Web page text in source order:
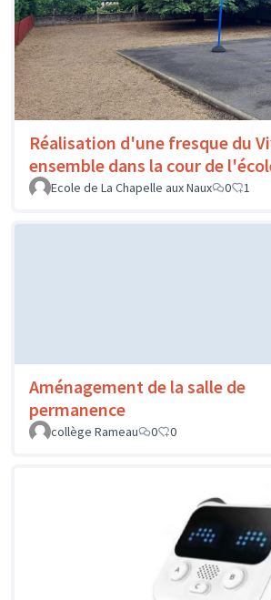
Réalisation d'une fresque du
ensemble dans la cour de
Ecole de La Chapelle aux Naux
0 1
Aménagement de la salle de
permanence
collège Rameau
0 0